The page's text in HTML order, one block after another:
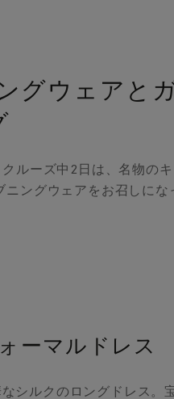
グウェアと
ルーズ中2日は、名物のキ
ングウェアをお召しにな
ーマルドレス
シルクのロングドレス。